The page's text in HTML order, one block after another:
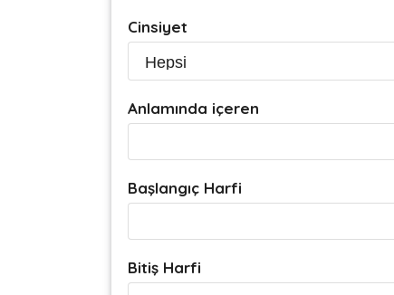
Cinsiyet
Anlamında içeren
Başlangıç Harfi
Bitiş Harfi